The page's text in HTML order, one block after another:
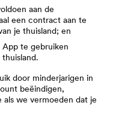
aan de
een contract aan te
je thuisland; en
te gebruiken
door minderjarigen in
beëindigen,
we vermoeden dat je